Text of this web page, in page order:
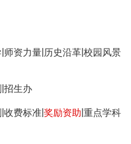
师资力量 历史沿革 校园风景
招生办
收费标准 奖励资助 重点学科